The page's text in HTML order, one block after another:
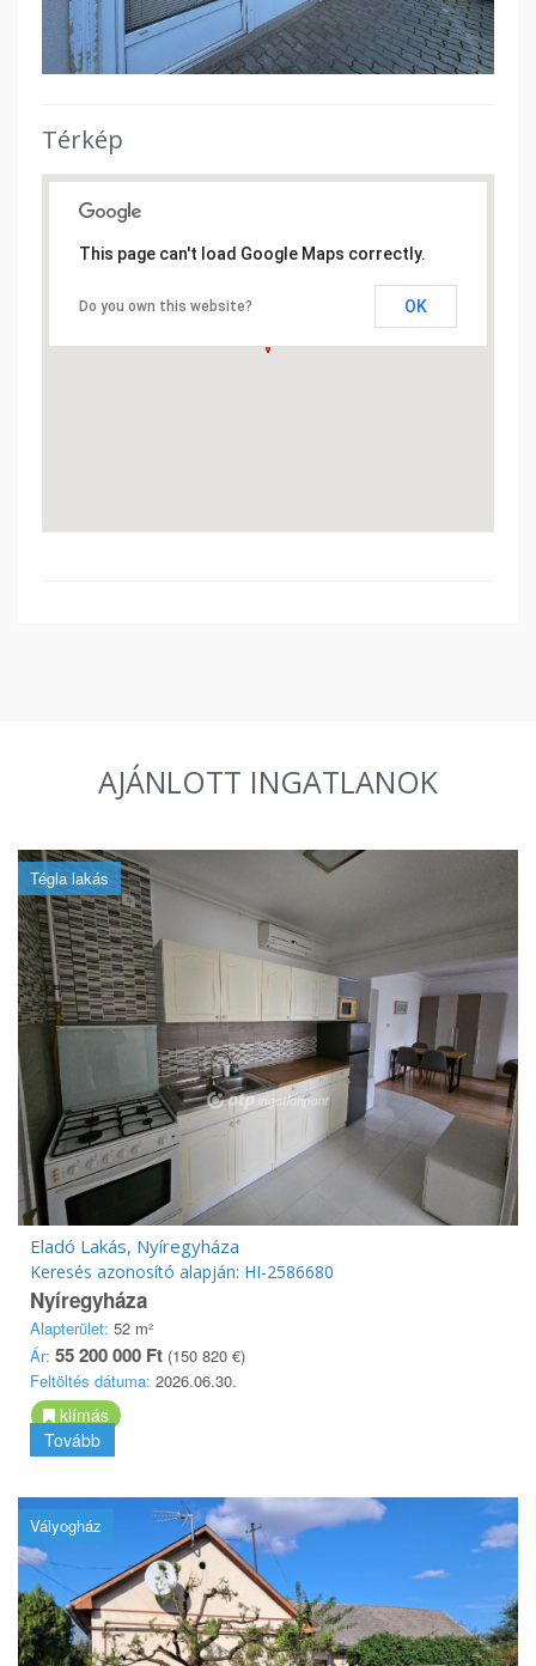
Térkép
This page can't load Google Maps correctly.
Do you own this website? OK
AJÁNLOTT INGATLANOK
Tégla lakás
Eladó Lakás, Nyíregyháza
Keresés azonosító alapján: HI-2586680
Nyíregyháza
Alapterület: 52 m²
Ár: 55 200 000 Ft (150 820 €)
Feltöltés dátuma: 2026.06.30.
klímás
Tovább
Vályogház